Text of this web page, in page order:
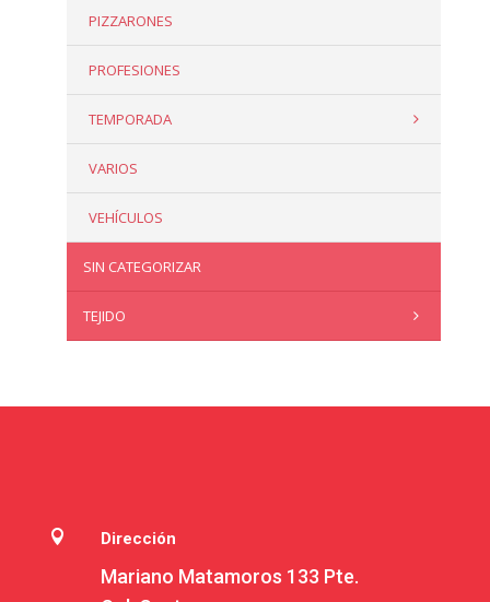
PIZZARONES
PROFESIONES
TEMPORADA
VARIOS
VEHÍCULOS
SIN CATEGORIZAR
TEJIDO
 Dirección
Mariano Matamoros 133 Pte.